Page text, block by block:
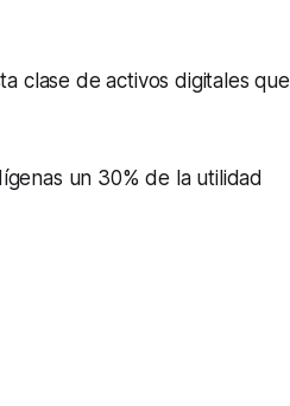
clase de activos digitales que
un 30% de la utilidad